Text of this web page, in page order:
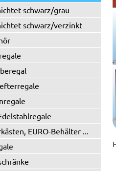
schwarz/grau
schwarz/verzinkt
EURO-Behälter ...